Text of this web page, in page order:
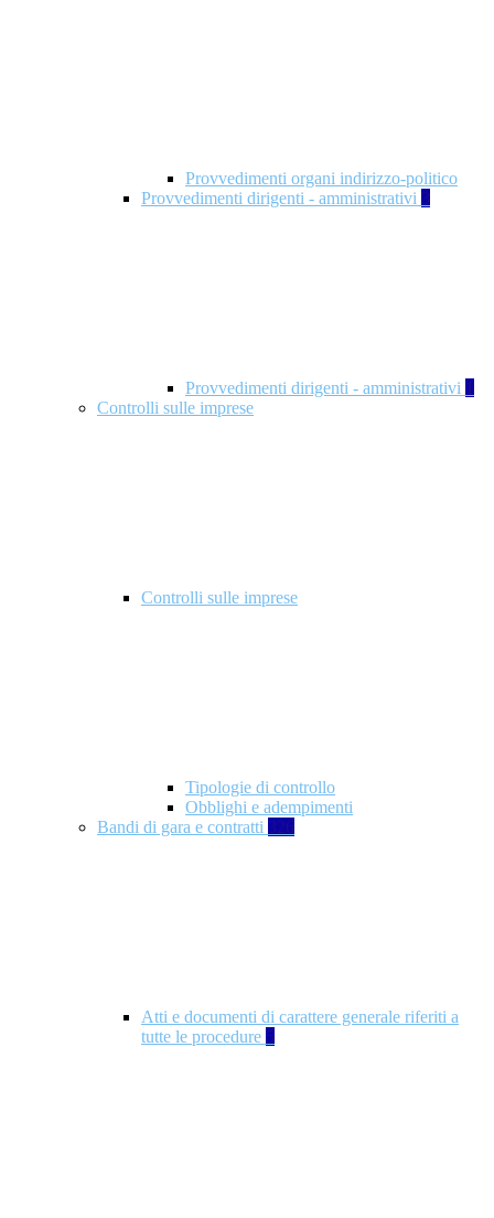
Provvedimenti organi indirizzo-politico
Provvedimenti dirigenti - amministrativi 3
Provvedimenti dirigenti - amministrativi 1
Controlli sulle imprese
Controlli sulle imprese
Tipologie di controllo
Obblighi e adempimenti
Bandi di gara e contratti 326
Atti e documenti di carattere generale riferiti a
tutte le procedure 5